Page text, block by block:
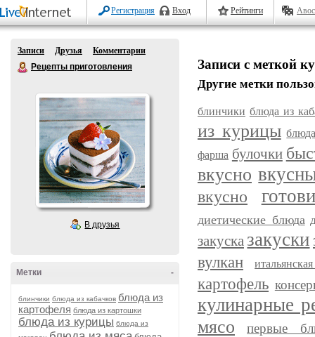
Регистрация Вход Рейтинги
Записи Друзья
Комментарии
Рецепты приготовления
В друзья
-
Метки
блинчики блюда из кабачков блюда из
картофеля блюда из картошки
блюда из курицы блюда из
Записи с меткой
Другие метки
блинчики блюда из
из курицы
фарша булочки
вкусно
вкусно
диетические блюда
закусказакуски
вулкан
картофель
кулинарные
мясо
первые